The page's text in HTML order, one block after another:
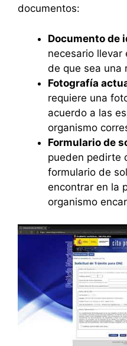
documentos:
Documento de
necesario llevar
de que sea una
Fotografía
requiere una
acuerdo a las
organismo
Formulario de
pueden pedirte
formulario de
encontrar en la
organismo